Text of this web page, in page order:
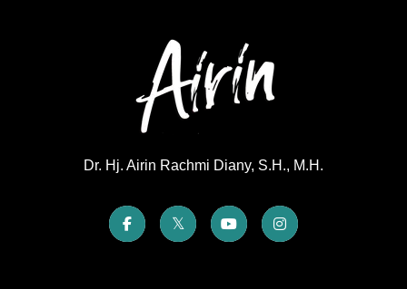
Dr. Hj. Airin Rachmi Diany, S.H., M.H.